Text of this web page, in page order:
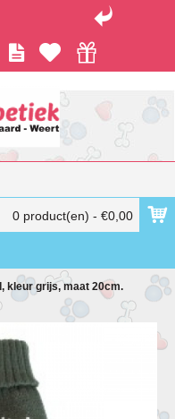
0 product(en) - €0,00
kleur grijs, maat 20cm.